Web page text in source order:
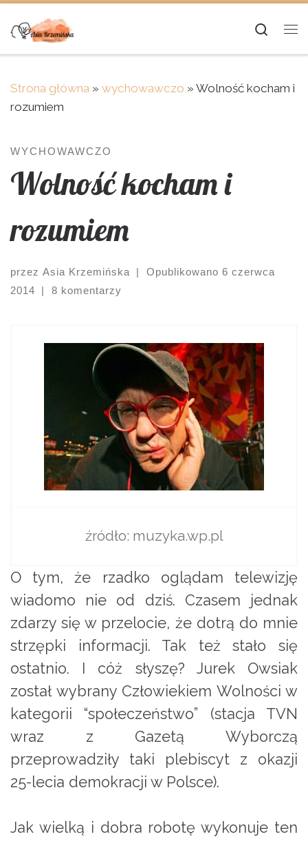
Skip to content
Strona główna » wychowawczo » Wolność kocham i
rozumiem
WYCHOWAWCZO
Wolność kocham i
rozumiem
przez Asia Krzemińska | Opublikowano 6 czerwca
2014
| 8 komentarzy
źródło: muzyka.wp.pl
O tym, że rzadko oglądam telewizję
wiadomo nie od dziś. Czasem jednak
zdarzy się w przelocie, że dotrą do mnie
strzępki informacji. Tak też stało się
ostatnio. I cóż słyszę? Jurek Owsiak
został wybrany Człowiekiem Wolności w
kategorii “społeczeństwo” (stacja TVN
wraz z Gazetą Wyborczą
przeprowadziły taki plebiscyt z okazji
25-lecia demokracji w Polsce).
Jak wielką i dobra robotę wykonuje ten